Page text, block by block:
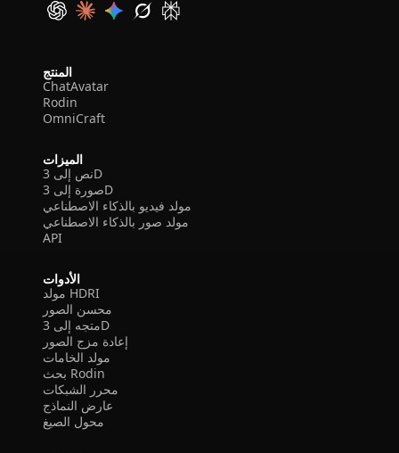
المنتج
ChatAvatar
Rodin
OmniCraft
الميزات
نص إلى 3D
صورة إلى 3D
مولد فيديو بالذكاء الاصطناعي
مولد صور بالذكاء الاصطناعي
API
الأدوات
مولد HDRI
محسن الصور
متجه إلى 3D
إعادة مزج الصور
مولد الخامات
بحث Rodin
محرر الشبكات
عارض النماذج
محول الصيغ